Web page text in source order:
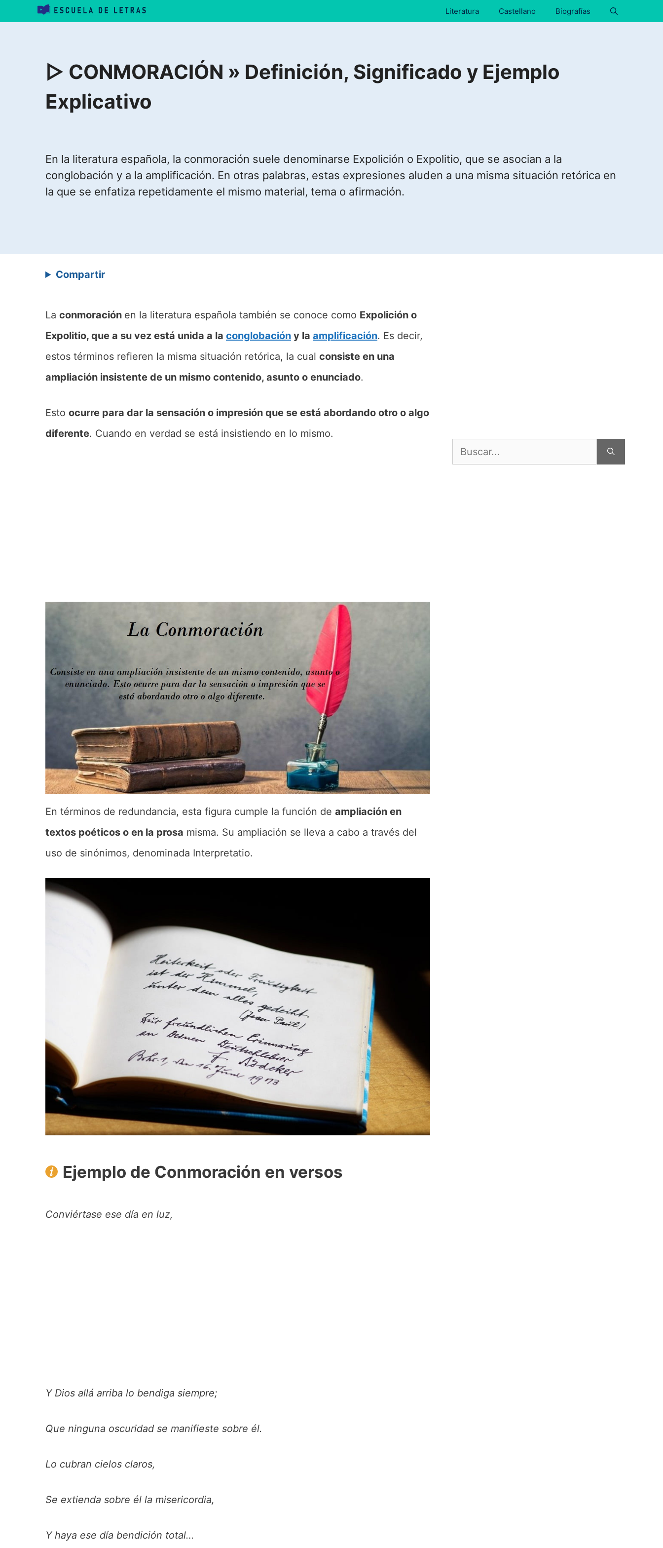
Literatura Castellano Biografías
▷ CONMORACIÓN » Definición, Significado y Ejemplo
Explicativo
En la literatura española, la conmoración suele denominarse Expolición o Expolitio, que se asocian a la
conglobación y a la amplificación. En otras palabras, estas expresiones aluden a una misma situación retórica en
la que se enfatiza repetidamente el mismo material, tema o afirmación.
Compartir
La conmoración en la literatura española también se conoce como Expolición o
Expolitio, que a su vez está unida a la conglobación y la amplificación. Es decir,
estos términos refieren la misma situación retórica, la cual consiste en una
ampliación insistente de un mismo contenido, asunto o enunciado.
Esto ocurre para dar la sensación o impresión que se está abordando otro o algo
diferente. Cuando en verdad se está insistiendo en lo mismo.
En términos de redundancia, esta figura cumple la función de ampliación en
textos poéticos o en la prosa misma. Su ampliación se lleva a cabo a través del
uso de sinónimos, denominada Interpretatio.
Ejemplo de Conmoración en versos
Conviértase ese día en luz,
Y Dios allá arriba lo bendiga siempre;
Que ninguna oscuridad se manifieste sobre él.
Lo cubran cielos claros,
Se extienda sobre él la misericordia,
Y haya ese día bendición total…
Buscar: